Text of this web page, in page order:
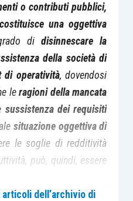
o contributi pubblici,
una oggettiva
didisinnescare la
della società di
di operatività, dovendosi
leragioni della mancata
sussistenza dei requisiti
situazione oggettiva di
le soglie di redditività
può, quindi, essere
richiesti e
dell’archivio di